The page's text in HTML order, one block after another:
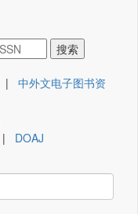
| 中外文电子图书资
| DOAJ